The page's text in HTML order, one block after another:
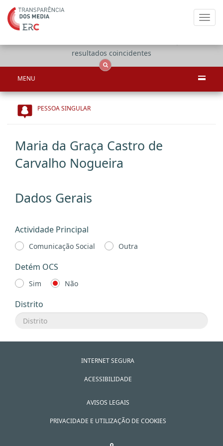
resultados coincidentes
MENU
PESSOA SINGULAR
Maria da Graça Castro de
Carvalho Nogueira
Dados Gerais
Actividade Principal
Comunicação Social Outra
Detém OCS
Sim Não
Distrito
INTERNET SEGURA
ACESSIBILIDADE
AVISOS LEGAIS
PRIVACIDADE E UTILIZAÇÃO DE COOKIES